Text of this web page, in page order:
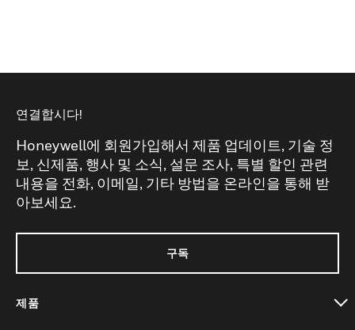
연결합시다!
Honeywell에 회원가입해서 제품 업데이트, 기술 정
보, 신제품, 행사 및 소식, 설문 조사, 특별 할인 관련
내용을 전화, 이메일, 기타 방법을 온라인을 통해 받
아보세요.
구독
제품